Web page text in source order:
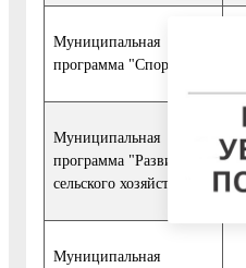
Муниципальная
программа "Спорт"
Муниципальная
программа "Развитие
сельского хозяйства"
Муниципальная